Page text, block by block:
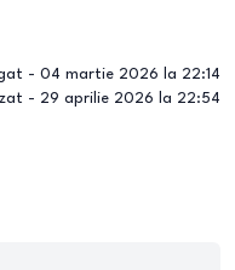
- 04 martie 2026 la 22:14
- 29 aprilie 2026 la 22:54